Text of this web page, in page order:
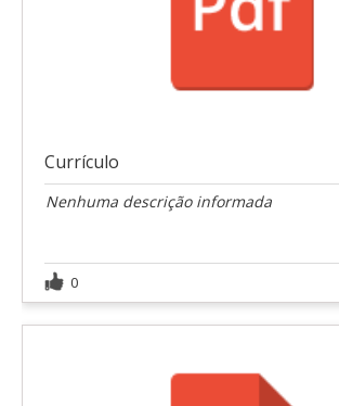
Currículo
Nenhuma descrição informada
0